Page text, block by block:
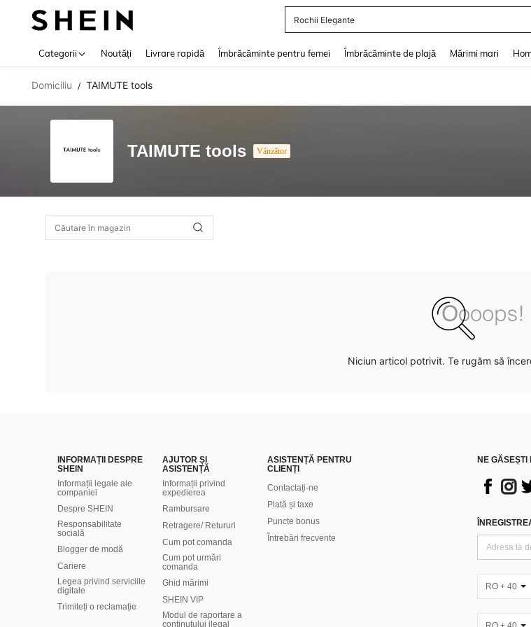
Rochii Elegante
Categorii Noutăți Livrare rapidă Îmbrăcăminte pentru femei Îmbrăcăminte de plajă Mărimi mari
Domiciliu / TAIMUTE tools
TAIMUTE tools Vânzător
Niciun articol potrivit. Te rugăm să
INFORMAȚII DESPRE
SHEIN
Informații legale ale
companiei
Despre SHEIN
Responsabilitate
socială
Blogger de modă
Cariere
Legea privind serviciile
digitale
Trimiteți o reclamație
AJUTOR ȘI
ASISTENȚĂ
Informații privind
expedierea
Rambursare
Retragere/ Retururi
Cum pot comanda
Cum pot urmări
comanda
Ghid mărimi
SHEIN VIP
Modul de raportare a
conținutului ilegal
ASISTENȚĂ PENTRU
CLIENȚI
Contactați-ne
Plată și taxe
Puncte bonus
Întrebări frecvente
NE GĂSEȘTI
RO + 40